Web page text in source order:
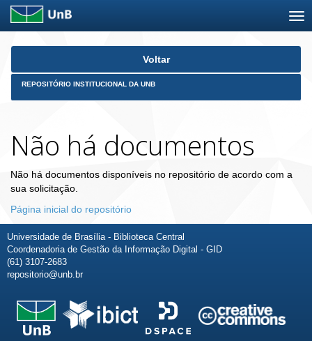
Skip
Voltar
REPOSITÓRIO INSTITUCIONAL DA UNB
Não há documentos
Não há documentos disponíveis no repositório de acordo com a
sua solicitação.
Página inicial do repositório
Universidade de Brasília - Biblioteca Central
Coordenadoria de Gestão da Informação Digital - GID
(61) 3107-2683
repositorio@unb.br